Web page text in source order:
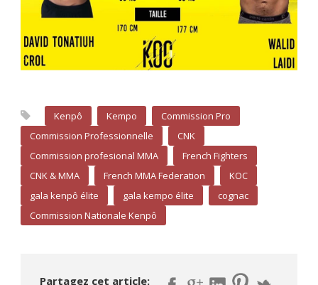
Kenpô Kempo
Commission Pro
Commission Professionnelle
CNK
Commission profesional MMA
French Fighters
CNK & MMA
French MMA Federation
KOC
gala kenpô élite
gala kempo élite
cognac
Commission Nationale Kenpô
Partagez cet article: